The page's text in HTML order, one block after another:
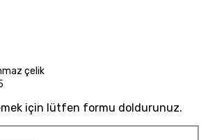
çelik
için lütfen formu doldurunuz.